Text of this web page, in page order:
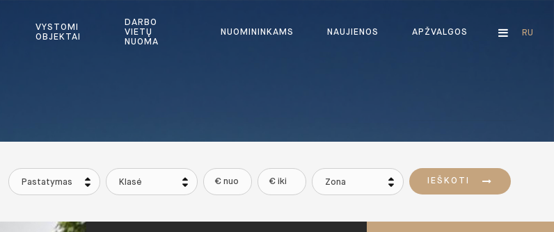
VYSTOMI
OBJEKTAI
DARBO
VIETŲ
NUOMA
NUOMININKAMS NAUJIENOS APŽVALGOS RU
Pastatymas Klasė Zona IEŠKOTI